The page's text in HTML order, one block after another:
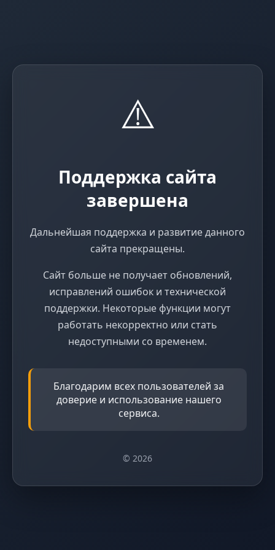
⚠️
Поддержка сайта
завершена
Дальнейшая поддержка и развитие данного
сайта прекращены.
Сайт больше не получает обновлений,
исправлений ошибок и технической
поддержки. Некоторые функции могут
работать некорректно или стать
недоступными со временем.
Благодарим всех пользователей за
доверие и использование нашего
сервиса.
© 2026